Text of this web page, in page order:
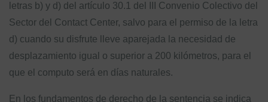
letras b) y d) del artículo 30.1 del III Convenio Colectivo del
Sector del Contact Center, salvo para el permiso de la letra
d) cuando su disfrute lleve aparejada la necesidad de
desplazamiento igual o superior a 200 kilómetros, para el
que el computo será en días naturales.
En los fundamentos de derecho de la sentencia se indica